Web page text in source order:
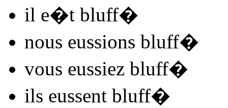
il e�t bluff�
nous eussions bluff�
vous eussiez bluff�
ils eussent bluff�